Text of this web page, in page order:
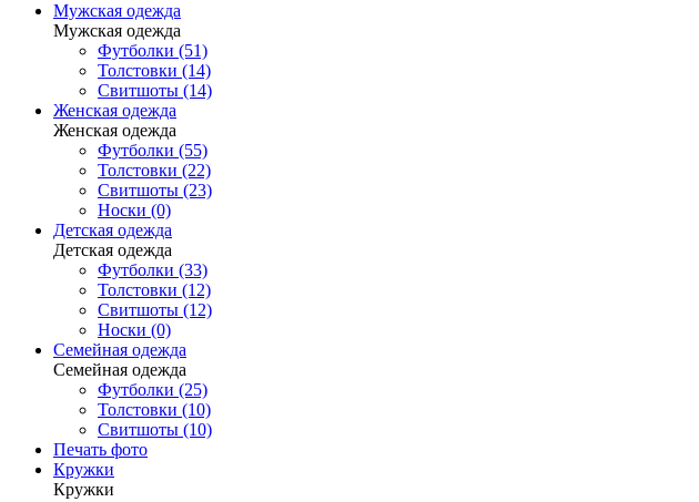
Мужская одежда
Мужская одежда
Футболки (51)
Толстовки (14)
Свитшоты (14)
Женская одежда
Женская одежда
Футболки (55)
Толстовки (22)
Свитшоты (23)
Носки (0)
Детская одежда
Детская одежда
Футболки (33)
Толстовки (12)
Свитшоты (12)
Носки (0)
Семейная одежда
Семейная одежда
Футболки (25)
Толстовки (10)
Свитшоты (10)
Печать фото
Кружки
Кружки